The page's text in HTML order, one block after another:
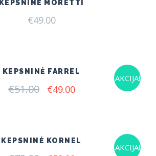
KEPSNINĖ MORETTI
€49.00
AKCIJA!
KEPSNINĖ FARREL
€51.00 Original
€49.00Current
AKCIJA!
KEPSNINĖ KORNEL